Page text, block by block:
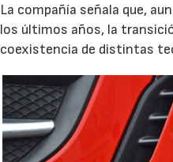
La compañía señala que,
los últimos años, la
coexistencia de distintas